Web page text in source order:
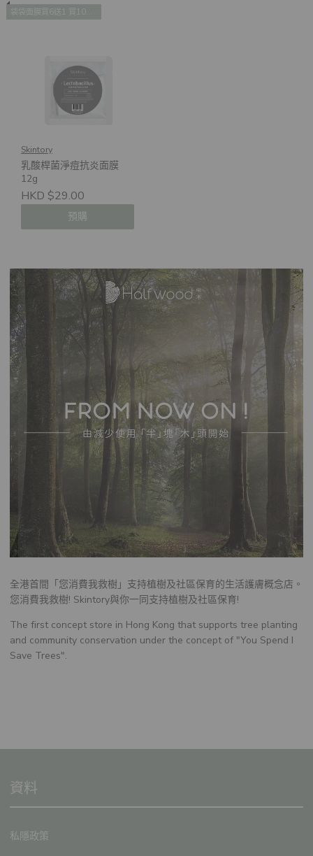
袋袋面膜買6送1 買10送2 買14送4
Skintory
乳酸桿菌淨痘抗炎面膜
12g
HKD $29.00
預購
全港首間「您消費我救樹」支持植樹及社區保育的生活護膚概念店。
您消費我救樹! Skintory與你一同支持植樹及社區保育!
The first concept store in Hong Kong that supports tree planting
and community conservation under the concept of "You Spend I
Save Trees".
資料
私隱政策